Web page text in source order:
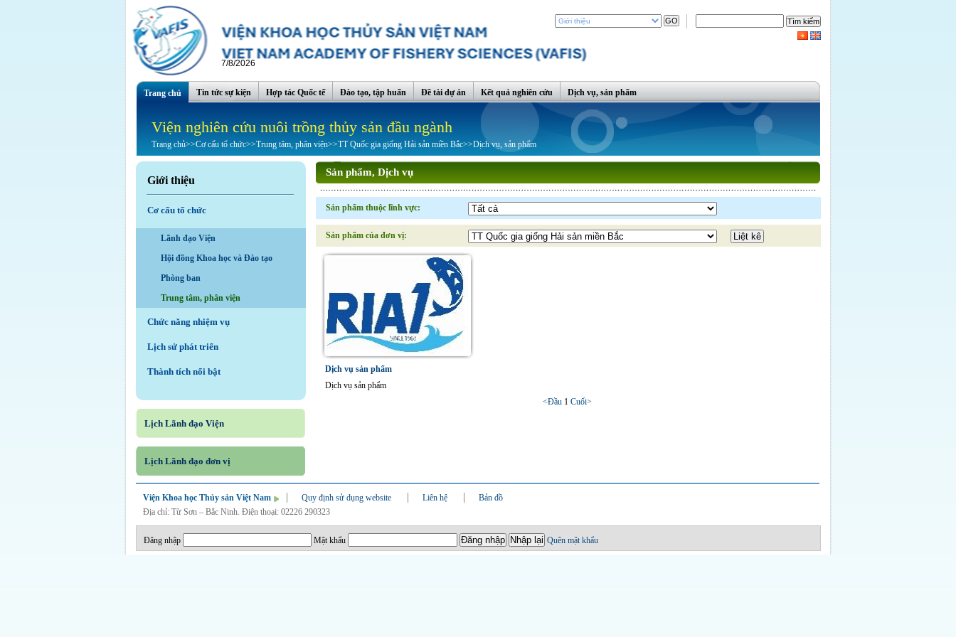
7/8/2026
Trang chủ Tin tức sự kiện Hợp tác Quốc tế Đào tạo, tập huấn Đề tài dự án Kết quả nghiên cứu Dịch vụ, sản phẩm
Viện nghiên cứu nuôi trồng thủy sản đầu ngành
Trang chủ>>Cơ cấu tổ chức>>Trung tâm, phân viện>>TT Quốc gia giống Hải sản miền Bắc>>Dịch vụ, sản phẩm
Giới thiệu
Cơ cấu tổ chức
Lãnh đạo Viện
Hội đồng Khoa học và Đào tạo
Phòng ban
Trung tâm, phân viện
Chức năng nhiệm vụ
Lịch sử phát triển
Thành tích nổi bật
Lịch Lãnh đạo Viện
Lịch Lãnh đạo đơn vị
Sản phẩm, Dịch vụ
Sản phẩm thuộc lĩnh vực:
Sản phẩm của đơn vị:
Dịch vụ sản phẩm
Dịch vụ sản phẩm
<Đầu 1 Cuối>
Viện Khoa học Thủy sản Việt Nam Quy định sử dụng website Liên hệ
Bản đồ
Địa chỉ: Từ Sơn – Bắc Ninh. Điện thoại: 02226 290323
Đăng nhập Mật khẩu Quên mật khẩu